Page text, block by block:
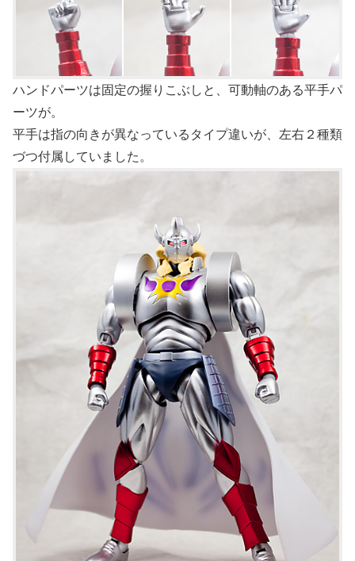
ハンドパーツは固定の握りこぶしと、可動軸のある平手パ
ーツが。
平手は指の向きが異なっているタイプ違いが、左右２種類
づつ付属していました。